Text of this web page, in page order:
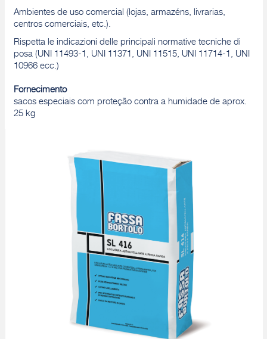
Ambientes de uso comercial (lojas, armazéns, livrarias,
centros comerciais, etc.).
Rispetta le indicazioni delle principali normative tecniche di
posa (UNI 11493-1, UNI 11371, UNI 11515, UNI 11714-1, UNI
10966 ecc.)
Fornecimento
sacos especiais com proteção contra a humidade de aprox.
25 kg